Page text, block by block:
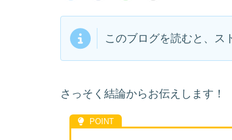
このブログを読むと、ス
さっそく結論からお伝えします！